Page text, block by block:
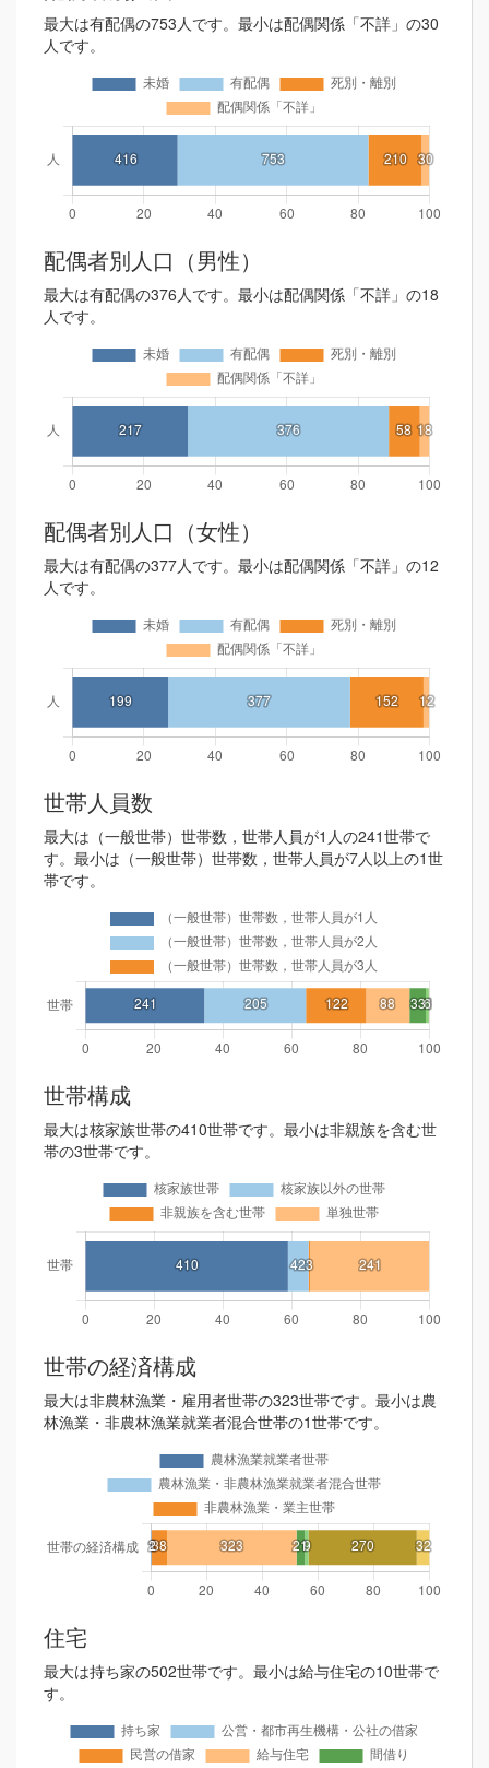
最大は有配偶の753人です。最小は配偶関係「不詳」の30
人です。
配偶者別人口（男性）
最大は有配偶の376人です。最小は配偶関係「不詳」の18
人です。
配偶者別人口（女性）
最大は有配偶の377人です。最小は配偶関係「不詳」の12
人です。
世帯人員数
最大は（一般世帯）世帯数，世帯人員が1人の241世帯で
す。最小は（一般世帯）世帯数，世帯人員が7人以上の1世
帯です。
世帯構成
最大は核家族世帯の410世帯です。最小は非親族を含む世
帯の3世帯です。
世帯の経済構成
最大は非農林漁業・雇用者世帯の323世帯です。最小は農
林漁業・非農林漁業就業者混合世帯の1世帯です。
住宅
最大は持ち家の502世帯です。最小は給与住宅の10世帯で
す。